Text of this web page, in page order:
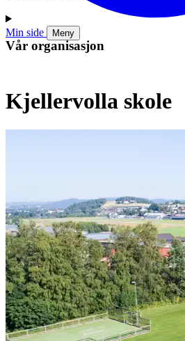
Min side Meny
Vår organisasjon
Kjellervolla skole